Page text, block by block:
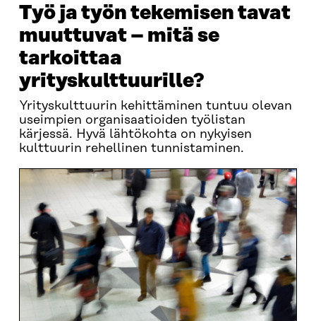
Työ ja työn tekemisen tavat
muuttuvat – mitä se
tarkoittaa
yrityskulttuurille?
Yrityskulttuurin kehittäminen tuntuu olevan
useimpien organisaatioiden työlistan
kärjessä. Hyvä lähtökohta on nykyisen
kulttuurin rehellinen tunnistaminen.